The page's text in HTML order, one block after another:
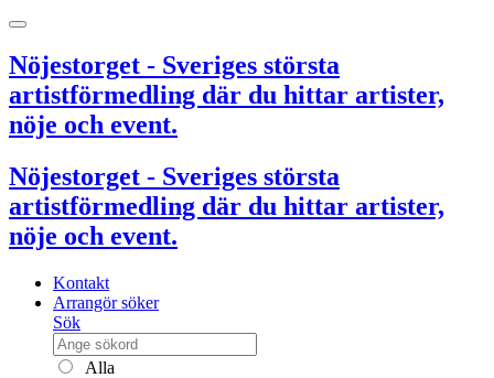
Nöjestorget - Sveriges största
artistförmedling där du hittar artister,
nöje och event.
Nöjestorget - Sveriges största
artistförmedling där du hittar artister,
nöje och event.
Kontakt
Arrangör söker
Sök
Alla